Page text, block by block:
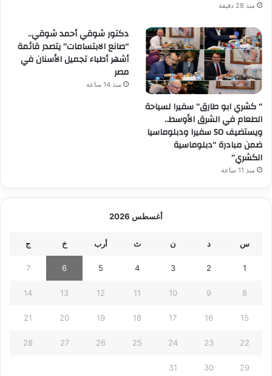
منذ 28 دقيقة
” كشري ابو طارق” سفيرا لسياحة
الطعام في الشرق الأوسط..
ويستضيف 50 سفيرا ودبلوماسيا
ضمن مبادرة “دبلوماسية
الكشري”
منذ 11 ساعة
دكتور شوقي أحمد شوقي..
“صانع الابتسامات” يتصدر قائمة
أشهر أطباء تجميل الأسنان في
مصر
منذ 14 ساعة
أغسطس 2026
س د ن ث أرب خ ج
1
2
3
4
5
6
7
8
9
10
11
12
13
14
15
16
17
18
19
20
21
22
23
24
25
26
27
28
29
30
31